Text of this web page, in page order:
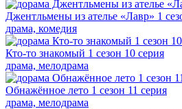
Джентльмены из ателье «Лавр» 1
драма, комедия
Кто-то знакомый 1 сезон 10 серия
драма, мелодрама
Обнажённое лето 1 сезон 11 серия
драма, мелодрама